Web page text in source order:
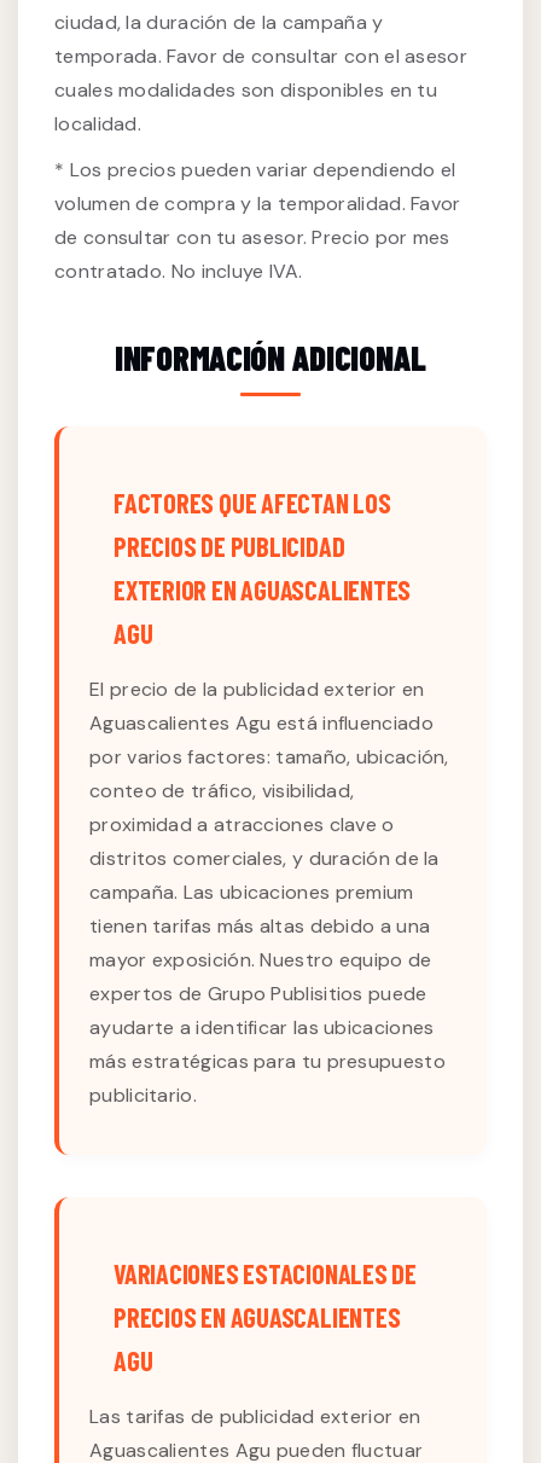
ciudad, la duración de la campaña y
temporada. Favor de consultar con el asesor
cuales modalidades son disponibles en tu
localidad.
* Los precios pueden variar dependiendo el
volumen de compra y la temporalidad. Favor
de consultar con tu asesor. Precio por mes
contratado. No incluye IVA.
INFORMACIÓN ADICIONAL
FACTORES QUE AFECTAN LOS
PRECIOS DE PUBLICIDAD
EXTERIOR EN AGUASCALIENTES
AGU
El precio de la publicidad exterior en
Aguascalientes Agu está influenciado
por varios factores: tamaño, ubicación,
conteo de tráfico, visibilidad,
proximidad a atracciones clave o
distritos comerciales, y duración de la
campaña. Las ubicaciones premium
tienen tarifas más altas debido a una
mayor exposición. Nuestro equipo de
expertos de Grupo Publisitios puede
ayudarte a identificar las ubicaciones
más estratégicas para tu presupuesto
publicitario.
VARIACIONES ESTACIONALES DE
PRECIOS EN AGUASCALIENTES
AGU
Las tarifas de publicidad exterior en
Aguascalientes Agu pueden fluctuar